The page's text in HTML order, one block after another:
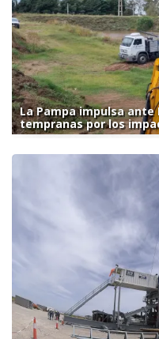
La Pampa impulsa
tempranas por los